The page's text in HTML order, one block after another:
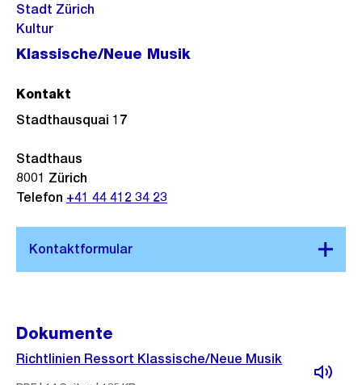
Stadt Zürich
Kultur
Klassische/Neue Musik
Kontakt
Stadthausquai 17
Stadthaus
8001 Zürich
Telefon +41 44 412 34 23
Dokumente
Richtlinien Ressort Klassische/Neue Musik